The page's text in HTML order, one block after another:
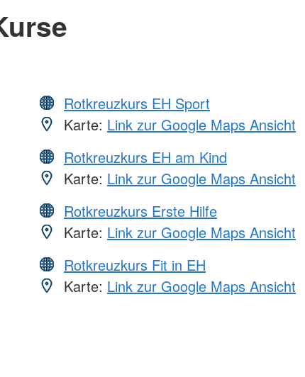
Rotkreuzkurs EH Sport
Karte: Link zur Google Maps Ansicht
Rotkreuzkurs EH am Kind
Karte: Link zur Google Maps Ansicht
Rotkreuzkurs Erste Hilfe
Karte: Link zur Google Maps Ansicht
Rotkreuzkurs Fit in EH
Karte: Link zur Google Maps Ansicht